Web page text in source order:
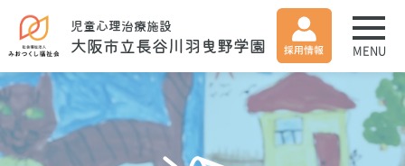
児童心理治療施設
大阪市立長谷川羽曳野学園 MENU